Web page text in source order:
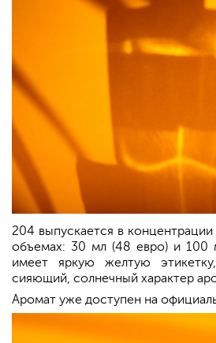
204 выпускается в
объемах: 30 мл (48 евро) и 100
имеет яркую желтую
сияющий, солнечный характер
Аромат уже доступен на